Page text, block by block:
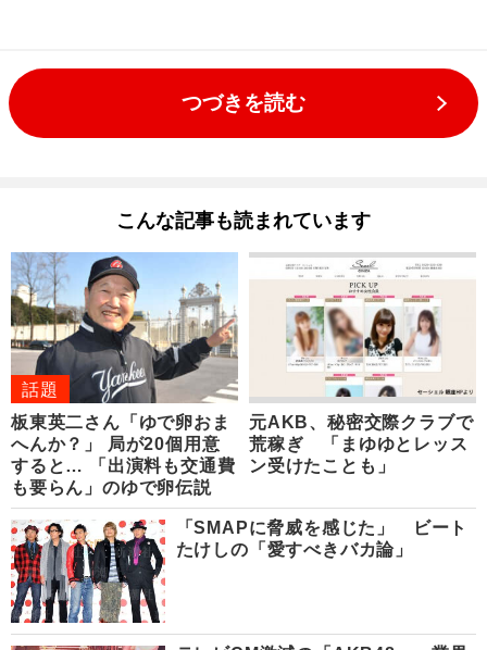
つづきを読む
こんな記事も読まれています
話題
板東英二さん「ゆで卵おま
へんか？」 局が20個用意
すると… 「出演料も交通費
も要らん」のゆで卵伝説
元AKB、秘密交際クラブで
荒稼ぎ 「まゆゆとレッス
ン受けたことも」
「SMAPに脅威を感じた」 ビート
たけしの「愛すべきバカ論」